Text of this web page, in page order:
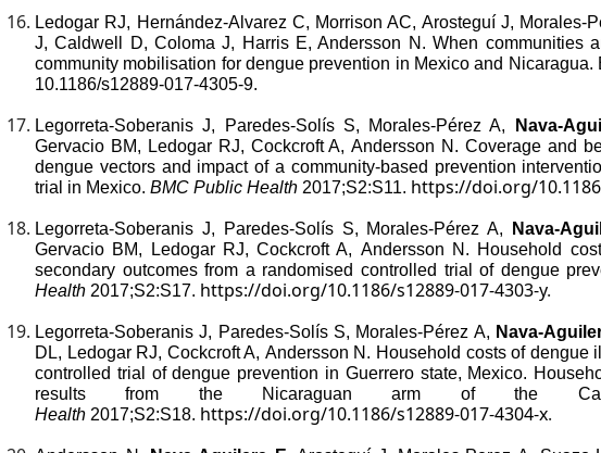
Ledogar RJ, Hernández-Alvarez C, Morrison AC, Arosteguí J, Morales-
J, Caldwell D, Coloma J, Harris E, Andersson N. When communities
community mobilisation for dengue prevention in Mexico and
10.1186/s12889-017-4305-9.
Legorreta-Soberanis J, Paredes-Solís S, Morales-Pérez A, Nava-
Gervacio BM, Ledogar RJ, Cockcroft A, Andersson N. Coverage and
dengue vectors and impact of a community-based prevention
trial in Mexico. BMC Public Health 2017;S2:S11. https://doi.org/
Legorreta-Soberanis J, Paredes-Solís S, Morales-Pérez A, Nava-
Gervacio BM, Ledogar RJ, Cockcroft A, Andersson N. Household
secondary outcomes from a randomised controlled trial of dengue
Health 2017;S2:S17. https://doi.org/10.1186/s12889-017-4303-y.
Legorreta-Soberanis J, Paredes-Solís S, Morales-Pérez A, Nava-
DL, Ledogar RJ, Cockcroft A, Andersson N. Household costs of dengue
controlled trial of dengue prevention in Guerrero state, Mexico.
results from the Nicaraguan arm of the
Health 2017;S2:S18. https://doi.org/10.1186/s12889-017-4304-x.